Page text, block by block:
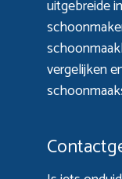
uitgebreide
vergelijken